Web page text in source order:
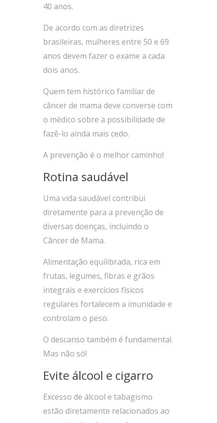
40 anos.
De acordo com as diretrizes
brasileiras, mulheres entre 50 e 69
anos devem fazer o exame a cada
dois anos.
Quem tem histórico familiar de
câncer de mama deve converse com
o médico sobre a possibilidade de
fazê-lo ainda mais cedo.
A prevenção é o melhor caminho!
Rotina saudável
Uma vida saudável contribui
diretamente para a prevenção de
diversas doenças, incluindo o
Câncer de Mama.
Alimentação equilibrada, rica em
frutas, legumes, fibras e grãos
integrais e exercícios físicos
regulares fortalecem a imunidade e
controlam o peso.
O descanso também é fundamental.
Mas não só!
Evite álcool e cigarro
Excesso de álcool e tabagismo
estão diretamente relacionados ao